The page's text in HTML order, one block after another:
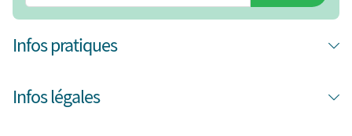
Infos pratiques
Infos légales